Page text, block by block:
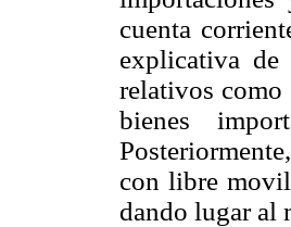
cuenta
explicativa de
relativos como
bienes
con libre
dando lugar al